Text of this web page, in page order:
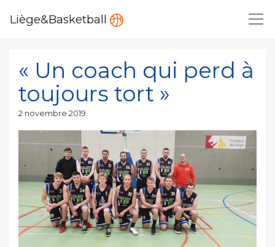
Liège&Basketball
« Un coach qui perd à
toujours tort »
Publié
2 novembre 2019